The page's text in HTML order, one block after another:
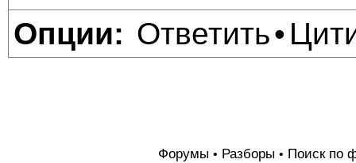
Опции: Ответить•
Форумы • Разборы • Поиск по